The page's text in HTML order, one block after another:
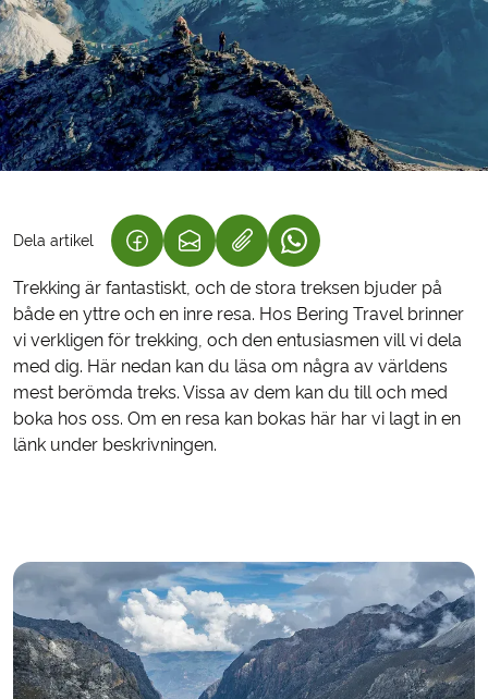
Dela artikel (LÄNKEN ÖPPNAS I EN NY FLIK)
(LÄNKEN ÖPPNAS I EN NY FLIK)
(LÄNKEN ÖPPNAS I EN
Trekking är fantastiskt, och de stora treksen bjuder på
både en yttre och en inre resa. Hos Bering Travel brinner
vi verkligen för trekking, och den entusiasmen vill vi dela
med dig. Här nedan kan du läsa om några av världens
mest berömda treks. Vissa av dem kan du till och med
boka hos oss. Om en resa kan bokas här har vi lagt in en
länk under beskrivningen.